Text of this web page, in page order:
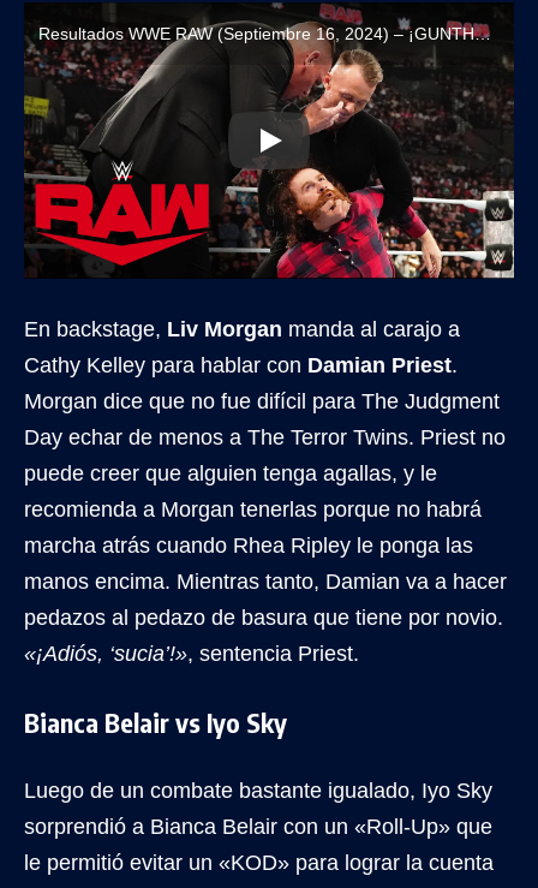
Resultados WWE RAW (Septiembre 16, 2024) – ¡GUNTHER VUELVE A RECHAZAR A SAMI ZAYN!
En backstage, Liv Morgan manda al carajo a
Cathy Kelley para hablar con Damian Priest.
Morgan dice que no fue difícil para The Judgment
Day echar de menos a The Terror Twins. Priest no
puede creer que alguien tenga agallas, y le
recomienda a Morgan tenerlas porque no habrá
marcha atrás cuando Rhea Ripley le ponga las
manos encima. Mientras tanto, Damian va a hacer
pedazos al pedazo de basura que tiene por novio.
«¡Adiós, ‘sucia’!», sentencia Priest.
Bianca Belair vs Iyo Sky
Luego de un combate bastante igualado, Iyo Sky
sorprendió a Bianca Belair con un «Roll-Up» que
le permitió evitar un «KOD» para lograr la cuenta